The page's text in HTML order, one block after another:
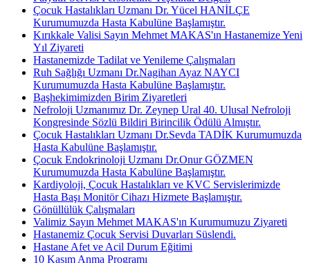
Çocuk Hastalıkları Uzmanı Dr. Yücel HANİLÇE
Kurumumuzda Hasta Kabulüne Başlamıştır.
Kırıkkale Valisi Sayın Mehmet MAKAS'ın Hastanemize Yeni
Yıl Ziyareti
Hastanemizde Tadilat ve Yenileme Çalışmaları
Ruh Sağlığı Uzmanı Dr.Nagihan Ayaz NAYCI
Kurumumuzda Hasta Kabulüne Başlamıştır.
Başhekimimizden Birim Ziyaretleri
Nefroloji Uzmanımız Dr. Zeynep Ural 40. Ulusal Nefroloji
Kongresinde Sözlü Bildiri Birincilik Ödülü Almıştır.
Çocuk Hastalıkları Uzmanı Dr.Sevda TADİK Kurumumuzda
Hasta Kabulüne Başlamıştır.
Çocuk Endokrinoloji Uzmanı Dr.Onur GÖZMEN
Kurumumuzda Hasta Kabulüne Başlamıştır.
Kardiyoloji, Çocuk Hastalıkları ve KVC Servislerimizde
Hasta Başı Monitör Cihazı Hizmete Başlamıştır.
Gönüllülük Çalışmaları
Valimiz Sayın Mehmet MAKAS'ın Kurumumuzu Ziyareti
Hastanemiz Çocuk Servisi Duvarları Süslendi.
Hastane Afet ve Acil Durum Eğitimi
10 Kasım Anma Programı